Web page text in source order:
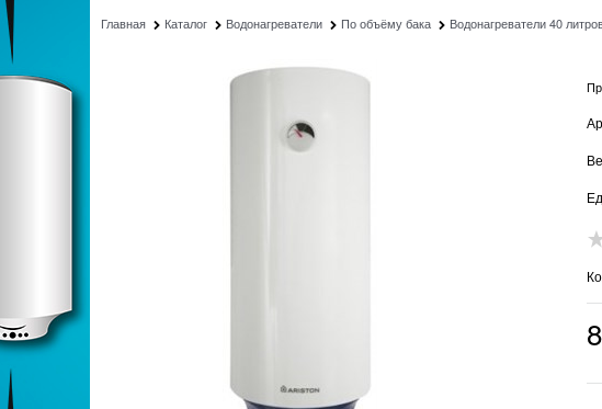
Главная Каталог Водонагреватели По объёму бака Водонагреватели 40